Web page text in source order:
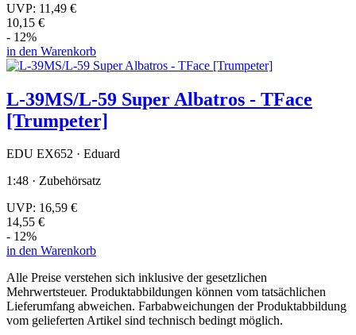
UVP: 11,49 €
10,15 €
- 12%
in den Warenkorb
L-39MS/L-59 Super Albatros - TFace
[Trumpeter]
EDU EX652 · Eduard
1:48 · Zubehörsatz
UVP: 16,59 €
14,55 €
- 12%
in den Warenkorb
Alle Preise verstehen sich inklusive der gesetzlichen
Mehrwertsteuer. Produktabbildungen können vom tatsächlichen
Lieferumfang abweichen. Farbabweichungen der Produktabbildung
vom gelieferten Artikel sind technisch bedingt möglich.